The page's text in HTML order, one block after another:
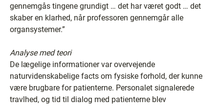
gennemgås tingene grundigt … det har været godt … det
skaber en klarhed, når professoren gennemgår alle
organsystemer.”
Analyse med teori
De lægelige informationer var overvejende
naturvidenskabelige facts om fysiske forhold, der kunne
være brugbare for patienterne. Personalet signalerede
travlhed, og tid til dialog med patienterne blev